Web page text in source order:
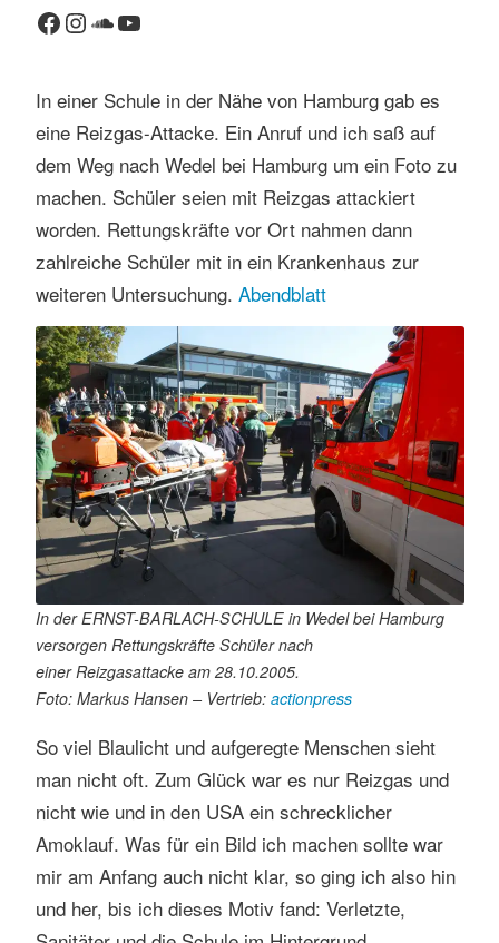
Facebook
Instagram
SoundCloud
YouTube
In einer Schule in der Nähe von Hamburg gab es
eine Reizgas-Attacke. Ein Anruf und ich saß auf
dem Weg nach Wedel bei Hamburg um ein Foto zu
machen. Schüler seien mit Reizgas attackiert
worden. Rettungskräfte vor Ort nahmen dann
zahlreiche Schüler mit in ein Krankenhaus zur
weiteren Untersuchung. Abendblatt
In der ERNST-BARLACH-SCHULE in Wedel bei Hamburg
versorgen Rettungskräfte Schüler nach
einer Reizgasattacke am 28.10.2005.
Foto: Markus Hansen – Vertrieb: actionpress
So viel Blaulicht und aufgeregte Menschen sieht
man nicht oft. Zum Glück war es nur Reizgas und
nicht wie und in den USA ein schrecklicher
Amoklauf. Was für ein Bild ich machen sollte war
mir am Anfang auch nicht klar, so ging ich also hin
und her, bis ich dieses Motiv fand: Verletzte,